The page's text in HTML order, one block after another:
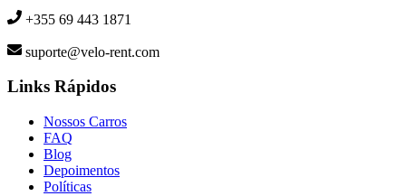
+355 69 443 1871
suporte@velo-rent.com
Links Rápidos
Nossos Carros
FAQ
Blog
Depoimentos
Políticas